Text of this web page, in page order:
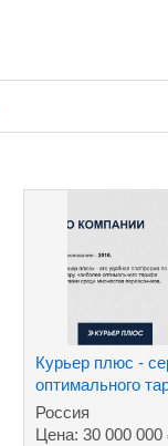
Курьер плюс -
оптимального
Россия
Цена: 30 000 000